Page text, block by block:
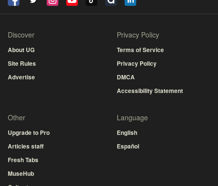
Discover
About UG
Site Rules
Advertise
Privacy Policy
Terms of Service
Privacy Policy
DMCA
Accessibility Statement
Other
Upgrade to Pro
Articles staff
Fresh Tabs
MuseHub
Language
English
Español